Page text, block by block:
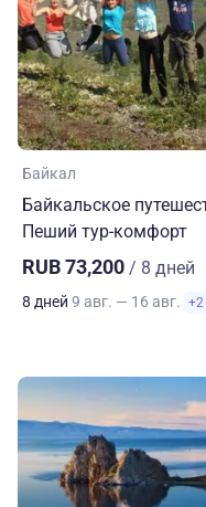
Байкал
Байкальское
Пеший тур-комфорт
RUB 73,200 / 8 дней
8 дней 9 авг. — 16 авг. +2